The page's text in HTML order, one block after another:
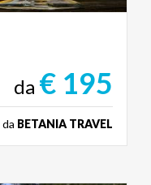
da € 195
da BETANIA TRAVEL